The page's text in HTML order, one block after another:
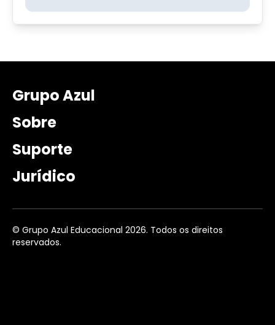
Grupo Azul
Sobre
Suporte
Jurídico
© Grupo Azul Educacional 2026. Todos os direitos
reservados.